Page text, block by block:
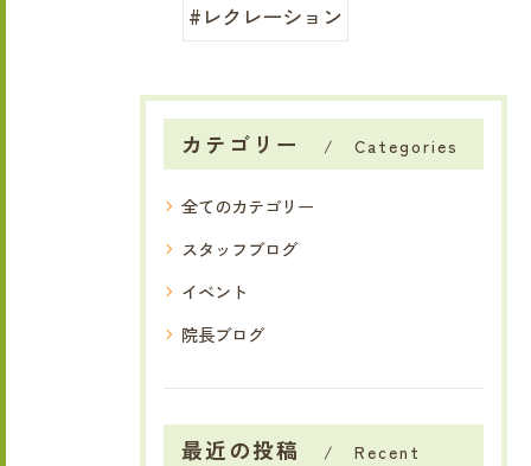
#レクレーション
カテゴリー Categories
全てのカテゴリー
スタッフブログ
イベント
院長ブログ
最近の投稿
Recent